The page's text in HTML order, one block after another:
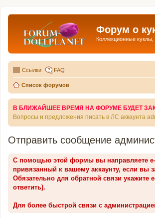
Форум о
Коллекционные
Ссылки FAQ
Список форумов
В БЛИЖАЙШЕЕ ВРЕМЯ НА ФОРУМЕ БУДЕТ
Вопросы и предложения писать в ЛС аккаунта
Отправить сообщение
С помощью этой формы вы направляете e-
привязанный к вашему аккаунту, если вы
Обязательно для обратной связи укажите
ответить).
Для более быстрой связи с